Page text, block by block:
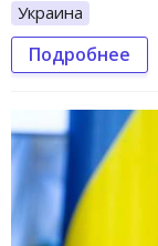
Украина
Подробнее